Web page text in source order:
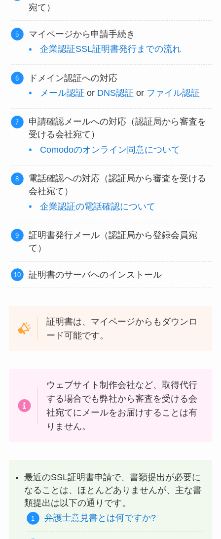
宛て）
マイページから申請手続き
企業認証SSL証明書発行までの流れ
ドメイン認証への対応
メール認証 or DNS認証 or ファイル認証
申請確認メールへの対応（認証局から審査を
受ける会社宛て）
Comodoのオンライン同意について
電話確認への対応（認証局から審査を受ける
会社宛て）
企業認証の電話確認について
証明書発行メール（認証局から登録会員宛
て）
証明書のサーバへのインストール
証明書は、マイページからもダウンロ
ード可能です。
ウェブサイト制作会社など、取得代行
する場合でも弊社から審査を受ける会
社宛てにメールをお届けすることは有
りません。
最近のSSL証明書申請で、書類提出が必要に
なることは、ほとんどありませんが、主な書
類提出は以下の通りです。
弁護士意見書とは何ですか?